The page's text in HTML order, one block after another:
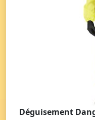
Déguisement